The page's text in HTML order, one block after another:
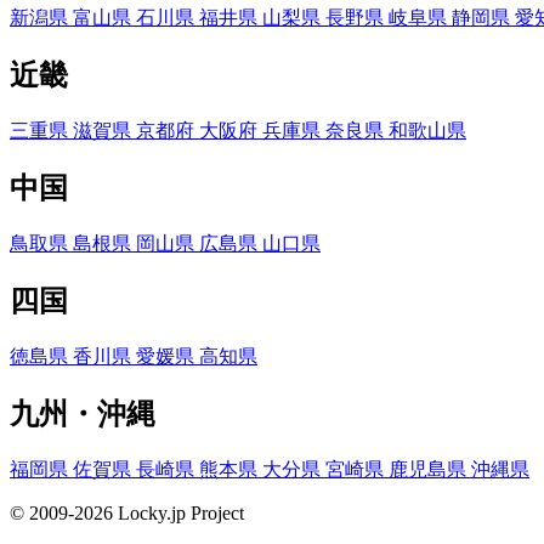
新潟県 富山県 石川県 福井県 山梨県 長野県 岐阜県 静岡県 愛
近畿
三重県 滋賀県 京都府 大阪府 兵庫県 奈良県 和歌山県
中国
鳥取県 島根県 岡山県 広島県 山口県
四国
徳島県 香川県 愛媛県 高知県
九州・沖縄
福岡県 佐賀県 長崎県 熊本県 大分県 宮崎県 鹿児島県 沖縄県
© 2009-2026 Locky.jp Project